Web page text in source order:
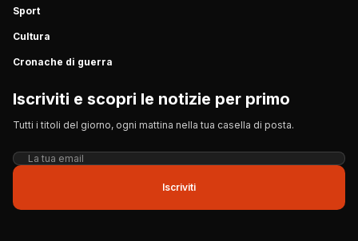
Sport
Cultura
Cronache di guerra
Iscriviti e scopri le notizie per primo
Tutti i titoli del giorno, ogni mattina nella tua casella di posta.
Iscriviti